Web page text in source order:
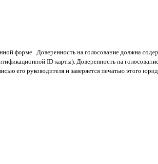
форме. Доверенность на голосование должна
ID-карты). Доверенность на
его руководителя и заверяется печатью этого